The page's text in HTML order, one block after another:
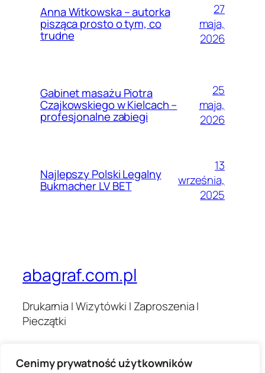
Cenimy prywatność użytkowników
Anna Witkowska – autorka
pisząca prosto o tym, co
trudne
27
maja,
2026
Gabinet masażu Piotra
Czajkowskiego w Kielcach –
profesjonalne zabiegi
25
maja,
2026
Najlepszy Polski Legalny
Bukmacher LV BET
13
września,
2025
abagraf.com.pl
Drukarnia I Wizytówki I Zaproszenia I
Pieczątki
Blog
Wydarzenia